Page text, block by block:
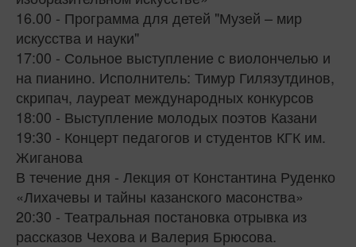
16.00 - Программа для детей "Музей – мир
искусства и науки"
17:00 - Сольное выступление с виолончелью и
на пианино. Исполнитель: Тимур Гилязутдинов,
скрипач, лауреат международных конкурсов
18:00 - Выступление молодых поэтов Казани
19:30 - Концерт педагогов и студентов КГК им.
Жиганова
В течение дня - Лекция от Константина Руденко
«Лихачевы и тайны казанского масонства»
20:30 - Театральная постановка отрывка из
рассказов Чехова и Валерия Брюсова.